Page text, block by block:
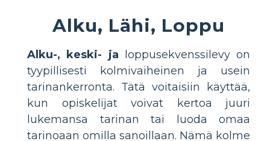
Alku, Lähi, Loppu
Alku-, keski- ja loppusekvenssilevy on
tyypillisesti kolmivaiheinen ja usein
tarinankerronta. Tätä voitaisiin käyttää,
kun opiskelijat voivat kertoa juuri
lukemansa tarinan tai luoda omaa
tarinoaan omilla sanoillaan. Nämä kolme